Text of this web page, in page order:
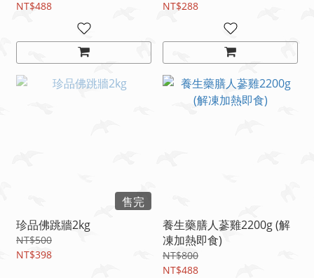
NT$488
NT$288
售完
珍品佛跳牆2kg
NT$500
NT$398
養生藥膳人蔘雞2200g (解
凍加熱即食)
NT$800
NT$488